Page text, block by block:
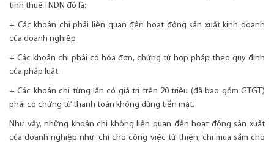
tính thuế TNDN đó là:
+ Các khoản chi phải liên quan đến hoạt động sản xuất kinh doanh
của doanh nghiệp
+ Các khoản chi phải có hóa đơn, chứng từ hợp pháp theo quy định
của pháp luật.
+ Các khoản chi từng lần có giá trị trên 20 triệu (đã bao gồm GTGT)
phải có chứng từ thanh toán không dùng tiền mặt.
Như vậy, những khoản chi không liên quan đến hoạt động sản xuất
của doanh nghiệp như: chi cho công việc từ thiện, chi mua sắm cho